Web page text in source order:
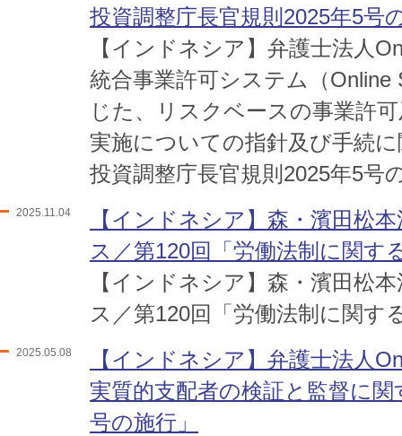
投資調整庁長官規則2025年5号
【インドネシア】弁護士法人
統合事業許可システム（Online
じた、リスクベースの事業許
実施についての指針及び手続
投資調整庁長官規則2025年5号
2025.11.04
【インドネシア】森・濱田松
ス／第120回「労働法制に関す
【インドネシア】森・濱田松
ス／第120回「労働法制に関す
2025.05.08
【インドネシア】弁護士法人
実質的支配者の検証と監督に
号の施行」